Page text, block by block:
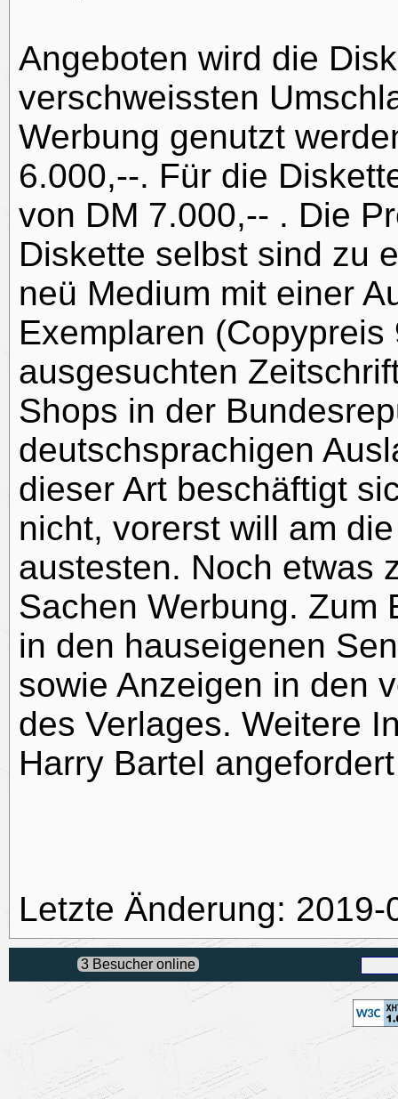
Angeboten wird die
verschweissten
Werbung genutzt
6.000,--. Für die
von DM 7.000,-- . Die
Diskette selbst sind zu
neü Medium mit einer
Exemplaren
ausgesuchten
Shops in der
deutschsprachigen
dieser Art beschäftigt
nicht, vorerst will am
austesten. Noch etwas
Sachen Werbung. Zum
in den hauseigenen
sowie Anzeigen in den
des Verlages. Weitere
Harry Bartel
Letzte Änderung:
3 Besucher online